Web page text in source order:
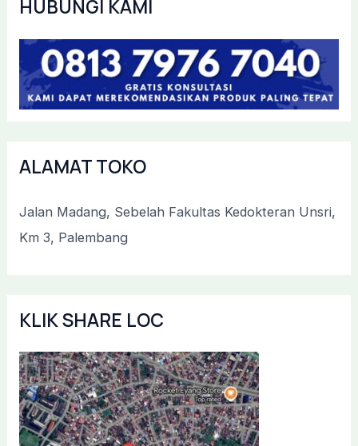
HUBUNGI KAMI
ALAMAT TOKO
Jalan Madang, Sebelah Fakultas Kedokteran Unsri,
Km 3, Palembang
KLIK SHARE LOC